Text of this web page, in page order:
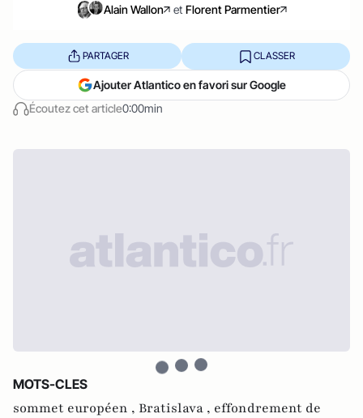
Alain Wallon et Florent Parmentier
Écoutez cet article0:00min
PARTAGER CLASSER
Ajouter Atlantico en favori sur Google
MOTS-CLES
sommet européen , Bratislava , effondrement de